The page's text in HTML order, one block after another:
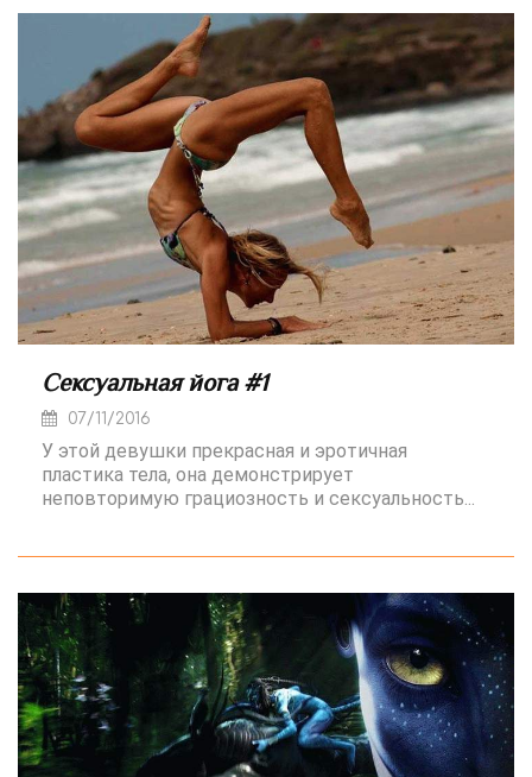
Сексуальная йога #1
07/11/2016
У этой девушки прекрасная и эротичная
пластика тела, она демонстрирует
неповторимую грациозность и сексуальность...